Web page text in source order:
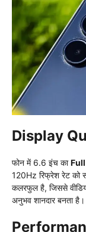
Display
फोन में 6.6 इंच काFull
120Hz रिफ्रेश रेट को
कलरफुल है, जिससे
अनुभव शानदार बनता है।